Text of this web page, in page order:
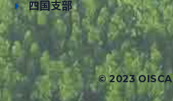
四国支部
© 2023 OISCA